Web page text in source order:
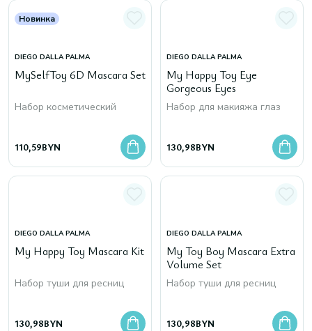
Новинка
DIEGO DALLA PALMA
MySelfToy 6D Mascara Set
Набор косметический
110,59BYN
DIEGO DALLA PALMA
My Happy Toy Eye
Gorgeous Eyes
Набор для макияжа глаз
130,98BYN
DIEGO DALLA PALMA
My Happy Toy Mascara Kit
Набор туши для ресниц
130,98BYN
DIEGO DALLA PALMA
My Toy Boy Mascara Extra
Volume Set
Набор туши для ресниц
130,98BYN